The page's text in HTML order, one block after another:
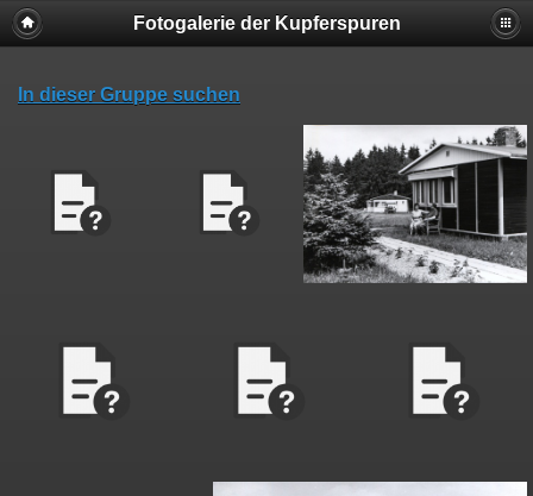
Fotogalerie der Kupferspuren
In dieser Gruppe suchen